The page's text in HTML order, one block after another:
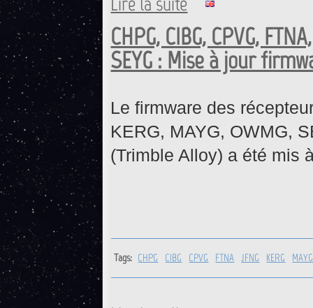
CHPG, CIBG, CPVG,
SEYG : Mise à jour
Le firmware des
KERG, MAYG, OWMG,
(Trimble Alloy) a été mis
Tags: CHPG CIBG CPVG FTNA JFNG KERG MAYG